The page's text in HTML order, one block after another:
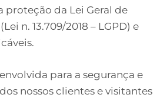
proteção da Lei Geral de
n. 13.709/2018 – LGPD) e
para a segurança e
nossos clientes e visitantes